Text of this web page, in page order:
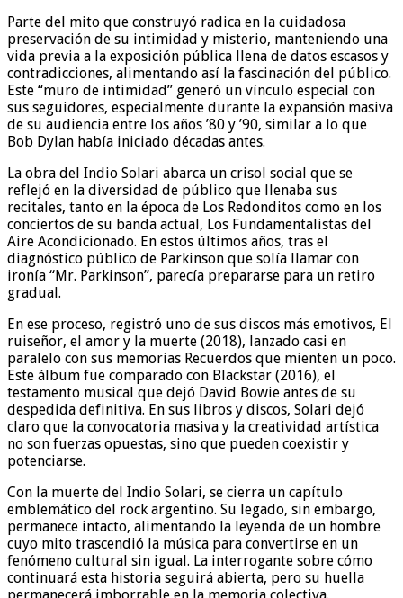
Parte del mito que construyó radica en la cuidadosa
preservación de su intimidad y misterio, manteniendo una
vida previa a la exposición pública llena de datos escasos y
contradicciones, alimentando así la fascinación del público.
Este “muro de intimidad” generó un vínculo especial con
sus seguidores, especialmente durante la expansión masiva
de su audiencia entre los años ’80 y ’90, similar a lo que
Bob Dylan había iniciado décadas antes.
La obra del Indio Solari abarca un crisol social que se
reflejó en la diversidad de público que llenaba sus
recitales, tanto en la época de Los Redonditos como en los
conciertos de su banda actual, Los Fundamentalistas del
Aire Acondicionado. En estos últimos años, tras el
diagnóstico público de Parkinson que solía llamar con
ironía “Mr. Parkinson”, parecía prepararse para un retiro
gradual.
En ese proceso, registró uno de sus discos más emotivos, El
ruiseñor, el amor y la muerte (2018), lanzado casi en
paralelo con sus memorias Recuerdos que mienten un poco.
Este álbum fue comparado con Blackstar (2016), el
testamento musical que dejó David Bowie antes de su
despedida definitiva. En sus libros y discos, Solari dejó
claro que la convocatoria masiva y la creatividad artística
no son fuerzas opuestas, sino que pueden coexistir y
potenciarse.
Con la muerte del Indio Solari, se cierra un capítulo
emblemático del rock argentino. Su legado, sin embargo,
permanece intacto, alimentando la leyenda de un hombre
cuyo mito trascendió la música para convertirse en un
fenómeno cultural sin igual. La interrogante sobre cómo
continuará esta historia seguirá abierta, pero su huella
permanecerá imborrable en la memoria colectiva.